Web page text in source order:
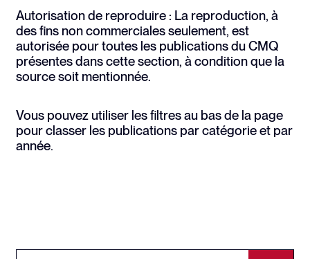
Autorisation de reproduire : La reproduction, à
des fins non commerciales seulement, est
autorisée pour toutes les publications du CMQ
présentes dans cette section, à condition que la
source soit mentionnée.
Vous pouvez utiliser les filtres au bas de la page
pour classer les publications par catégorie et par
année.